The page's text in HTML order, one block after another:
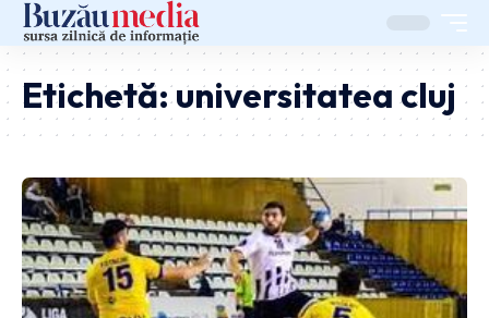
Etichetă:universitatea cluj